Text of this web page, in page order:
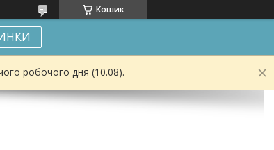
Кошик
робочого дня (10.08).